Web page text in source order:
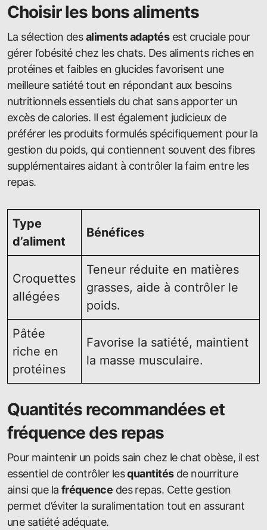
Choisir les bons aliments
La sélection desaliments adaptésest cruciale pour
gérer l’obésité chez les chats. Des aliments riches en
protéines et faibles en glucides favorisent une
meilleure satiété tout en répondant aux besoins
nutritionnels essentiels du chat sans apporter un
excès de calories. Il est également judicieux de
préférer les produits formulés spécifiquement pour la
gestion du poids, qui contiennent souvent des fibres
supplémentaires aidant à contrôler la faim entre les
repas.
Type
d’aliment
Bénéfices
Croquettes
allégées
Teneur réduite en matières
grasses, aide à contrôler le
poids.
Pâtée
riche en
protéines
Favorise la satiété, maintient
la masse musculaire.
Quantités recommandées et
fréquence des repas
Pour maintenir un poids sain chez le chat obèse, il est
essentiel de contrôler lesquantitésde nourriture
ainsi que la fréquence des repas. Cette gestion
permet d’éviter la suralimentation tout en assurant
une satiété adéquate.